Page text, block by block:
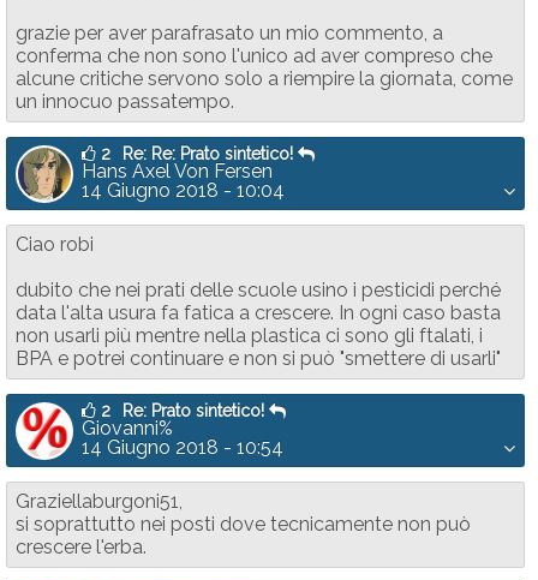
grazie per aver parafrasato un mio commento, a
conferma che non sono l'unico ad aver compreso che
alcune critiche servono solo a riempire la giornata, come
un innocuo passatempo.
2 Re: Re: Prato sintetico!
Hans Axel Von Fersen
14 Giugno 2018 - 10:04
Ciao robi
dubito che nei prati delle scuole usino i pesticidi perché
data l'alta usura fa fatica a crescere. In ogni caso basta
non usarli più mentre nella plastica ci sono gli ftalati, i
BPA e potrei continuare e non si può "smettere di usarli"
2 Re: Prato sintetico!
Giovanni%
14 Giugno 2018 - 10:54
Graziellaburgoni51,
si soprattutto nei posti dove tecnicamente non può
crescere l'erba.